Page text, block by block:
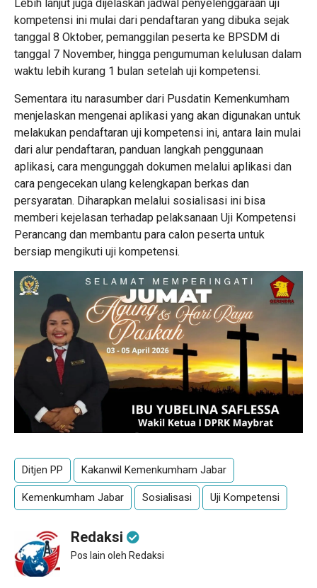
Lebih lanjut juga dijelaskan jadwal penyelenggaraan uji
kompetensi ini mulai dari pendaftaran yang dibuka sejak
tanggal 8 Oktober, pemanggilan peserta ke BPSDM di
tanggal 7 November, hingga pengumuman kelulusan dalam
waktu lebih kurang 1 bulan setelah uji kompetensi.
Sementara itu narasumber dari Pusdatin Kemenkumham
menjelaskan mengenai aplikasi yang akan digunakan untuk
melakukan pendaftaran uji kompetensi ini, antara lain mulai
dari alur pendaftaran, panduan langkah penggunaan
aplikasi, cara mengunggah dokumen melalui aplikasi dan
cara pengecekan ulang kelengkapan berkas dan
persyaratan. Diharapkan melalui sosialisasi ini bisa
memberi kejelasan terhadap pelaksanaan Uji Kompetensi
Perancang dan membantu para calon peserta untuk
bersiap mengikuti uji kompetensi.
Ditjen PP Kakanwil Kemenkumham Jabar
Kemenkumham Jabar Sosialisasi Uji Kompetensi
Redaksi
Pos lain oleh Redaksi